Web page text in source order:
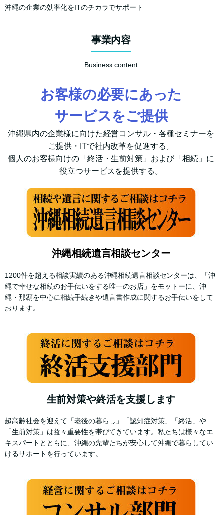
沖縄の企業の効率化をITのチカラでサポート
事業内容
Business content
お客様の必要にあった
サービスをご提供
沖縄県内の企業様に向けた経営コンサル・各種セミナーを
ご提供・ITで社内改革を促進する。
個人のお客様向けの「終活・生前対策」および「相続」に
役立つサービスを提供する。
沖縄相続遺言相談センター
1200件を超える相談実績のある沖縄相続遺言相談センターは、「沖
縄で幸せな相続のお手伝いをする唯一のお店」をモットーに、沖
縄・那覇を中心に相続手続きや遺言書作成に関するお手伝いをして
おります。
生前対策や終活を支援します
超高齢社会を迎えて「老後の暮らし」「認知症対策」「終活」や
「生前対策」は益々重要性を帯びてきています。私たちは様々なエ
キスパートとともに、沖縄の先輩たちが安心して沖縄で暮らしてい
けるサポートを行っています。